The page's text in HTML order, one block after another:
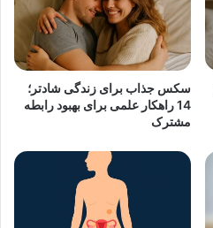
سکس جذاب برای زندگی شادتر؛
14 راهکار علمی برای بهبود رابطه
مشترک